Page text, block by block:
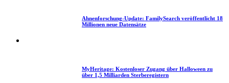
Ahnenforschung-Update: FamilySearch veröffentlicht 18
Millionen neue Datensätze
MyHeritage: Kostenloser Zugang über Halloween zu
über 1,5 Milliarden Sterberegistern